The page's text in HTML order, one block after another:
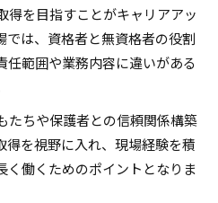
得を目指すことがキャリアアッ
では、資格者と無資格者の役割
任範囲や業務内容に違いがある
たちや保護者との信頼関係構築
得を視野に入れ、現場経験を積
く働くためのポイントとなりま